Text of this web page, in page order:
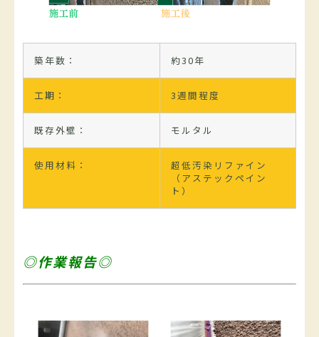
築年数： 約30年
工期： 3週間程度
既存外壁： モルタル
使用材料：
超低汚染リファイン
（アステックペイン
ト）
◎作業報告◎